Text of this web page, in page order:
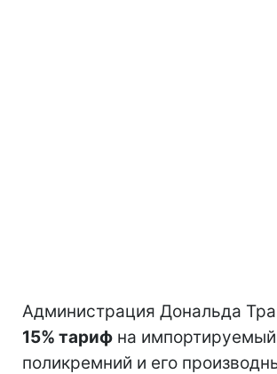
Администрация Дональда
15% тариф на импортируемый
поликремний и его